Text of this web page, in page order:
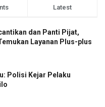
Latest
dan Panti Pijat,
Layanan Plus-plus
Polisi Kejar Pelaku